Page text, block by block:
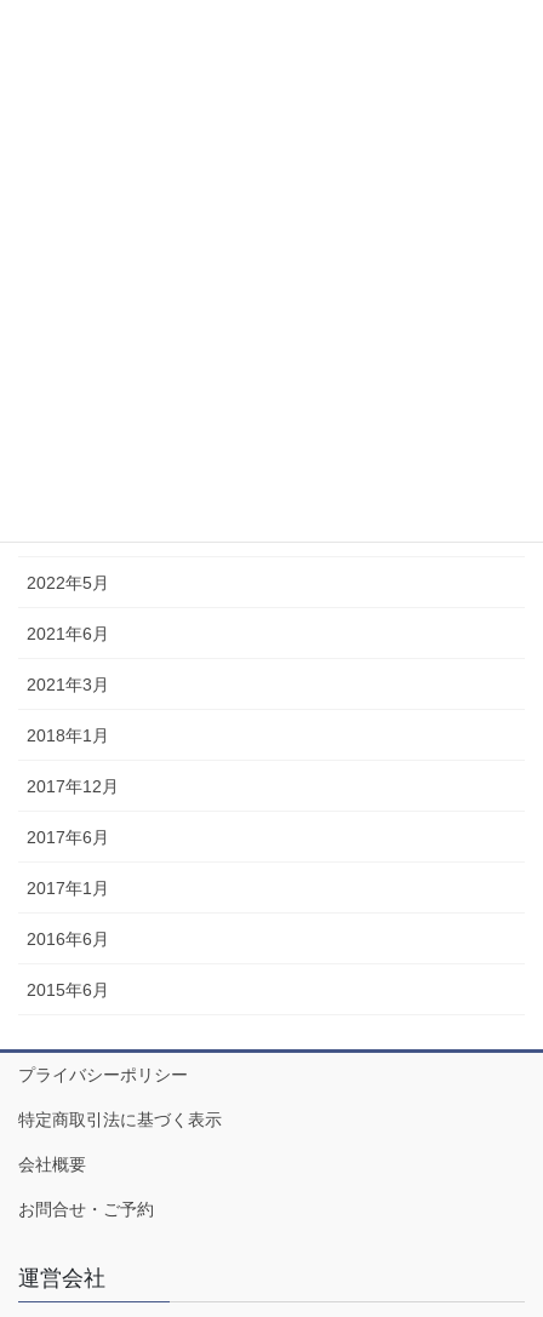
2022年5月
2021年6月
2021年3月
2018年1月
2017年12月
2017年6月
2017年1月
2016年6月
2015年6月
プライバシーポリシー
特定商取引法に基づく表示
会社概要
お問合せ・ご予約
運営会社